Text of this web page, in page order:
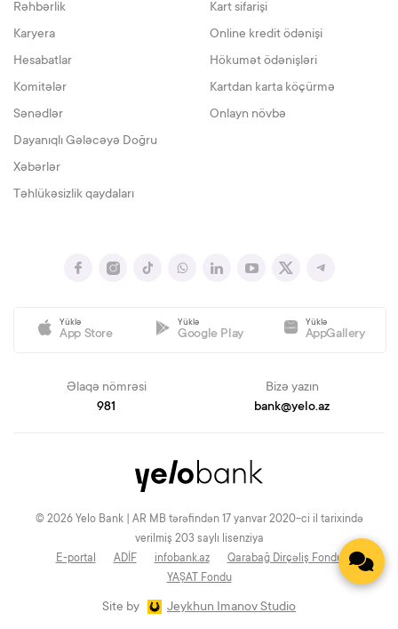
Rəhbərlik
Karyera
Hesabatlar
Komitələr
Sənədlər
Dayanıqlı Gələcəyə Doğru
Xəbərlər
Təhlükəsizlik qaydaları
Kart sifarişi
Online kredit ödənişi
Hökumət ödənişləri
Kartdan karta köçürmə
Onlayn növbə
Yüklə
App Store
Yüklə
Google Play
Yüklə
AppGallery
Əlaqə nömrəsi
981
Bizə yazın
bank@yelo.az
© 2026 Yelo Bank | AR MB tərəfindən 17 yanvar 2020-ci il tarixində
verilmiş 203 saylı lisenziya
E-portal
ADİF infobank.az
Qarabağ Dirçəliş Fondu
YAŞAT Fondu
Site by Jeykhun Imanov Studio